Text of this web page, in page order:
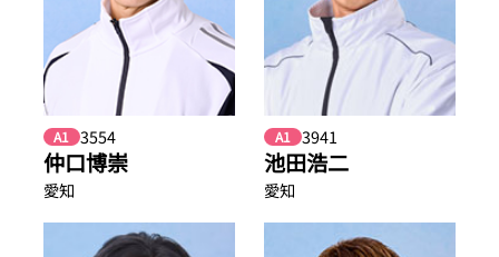
A1 3554
仲口博崇
愛知
A1 3941
池田浩二
愛知